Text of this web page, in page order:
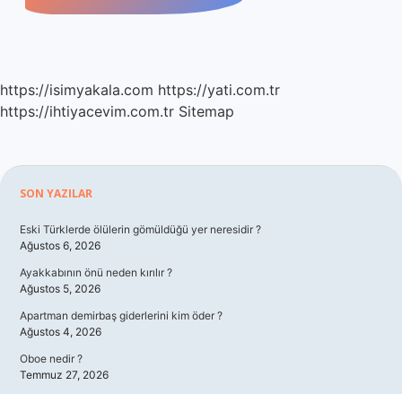
https://isimyakala.com https://yati.com.tr
https://ihtiyacevim.com.tr Sitemap
Sidebar
SON YAZILAR
Eski Türklerde ölülerin gömüldüğü yer neresidir ?
Ağustos 6, 2026
Ayakkabının önü neden kırılır ?
Ağustos 5, 2026
Apartman demirbaş giderlerini kim öder ?
Ağustos 4, 2026
Oboe nedir ?
Temmuz 27, 2026